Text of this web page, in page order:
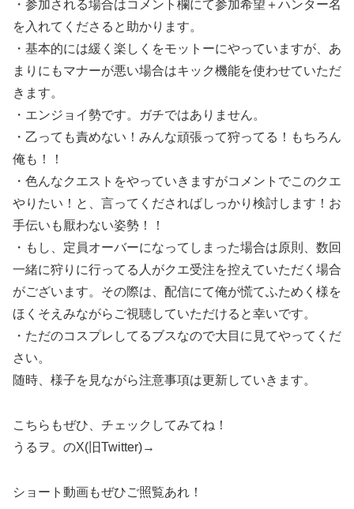
・参加される場合はコメント欄にて参加希望＋ハンター名
を入れてくださると助かります。
・基本的には緩く楽しくをモットーにやっていますが、あ
まりにもマナーが悪い場合はキック機能を使わせていただ
きます。
・エンジョイ勢です。ガチではありません。
・乙っても責めない！みんな頑張って狩ってる！もちろん
俺も！！
・色んなクエストをやっていきますがコメントでこのクエ
やりたい！と、言ってくださればしっかり検討します！お
手伝いも厭わない姿勢！！
・もし、定員オーバーになってしまった場合は原則、数回
一緒に狩りに行ってる人がクエ受注を控えていただく場合
がございます。その際は、配信にて俺が慌てふためく様を
ほくそえみながらご視聴していただけると幸いです。
・ただのコスプレしてるブスなので大目に見てやってくだ
さい。
随時、様子を見ながら注意事項は更新していきます。
こちらもぜひ、チェックしてみてね！
うるヲ。のX(旧Twitter)→
ショート動画もぜひご照覧あれ！